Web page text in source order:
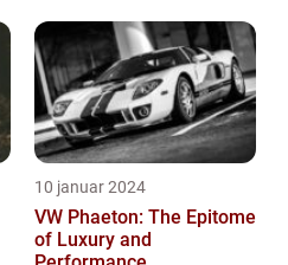
10 januar 2024
VW Phaeton: The Epitome
of Luxury and